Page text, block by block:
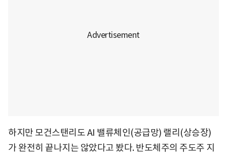
하지만 모건스탠리도 AI 밸류체인(공급망) 랠리(상승장)
가 완전히 끝나지는 않았다고 봤다. 반도체주의 주도주 지